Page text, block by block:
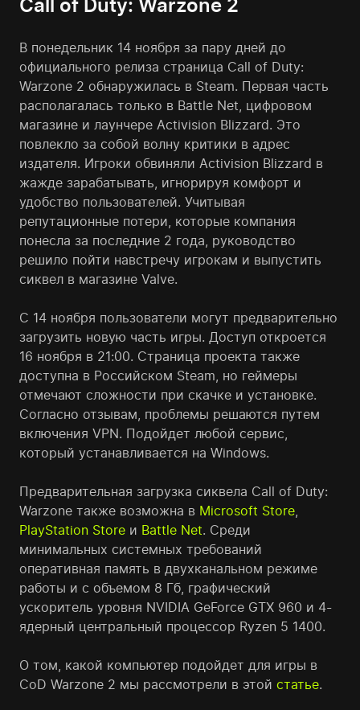
Call of Duty: Warzone 2
В понедельник 14 ноября за пару дней до
официального релиза страница Call of Duty:
Warzone 2 обнаружилась в Steam. Первая часть
располагалась только в Battle Net, цифровом
магазине и лаунчере Activision Blizzard. Это
повлекло за собой волну критики в адрес
издателя. Игроки обвиняли Activision Blizzard в
жажде зарабатывать, игнорируя комфорт и
удобство пользователей. Учитывая
репутационные потери, которые компания
понесла за последние 2 года, руководство
решило пойти навстречу игрокам и выпустить
сиквел в магазине Valve.
С 14 ноября пользователи могут предварительно
загрузить новую часть игры. Доступ откроется
16 ноября в 21:00. Страница проекта также
доступна в Российском Steam, но геймеры
отмечают сложности при скачке и установке.
Согласно отзывам, проблемы решаются путем
включения VPN. Подойдет любой сервис,
который устанавливается на Windows.
Предварительная загрузка сиквела Call of Duty:
Warzone также возможна в Microsoft Store,
PlayStation Store и Battle Net. Среди
минимальных системных требований
оперативная память в двухканальном режиме
работы и с объемом 8 Гб, графический
ускоритель уровня NVIDIA GeForce GTX 960 и 4-
ядерный центральный процессор Ryzen 5 1400.
О том, какой компьютер подойдет для игры в
CoD Warzone 2 мы рассмотрели в этой статье.